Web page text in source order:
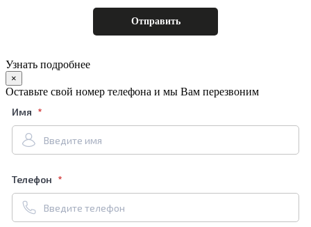
Узнать подробнее
×
Оставьте свой номер телефона и мы Вам перезвоним
Имя
Телефон